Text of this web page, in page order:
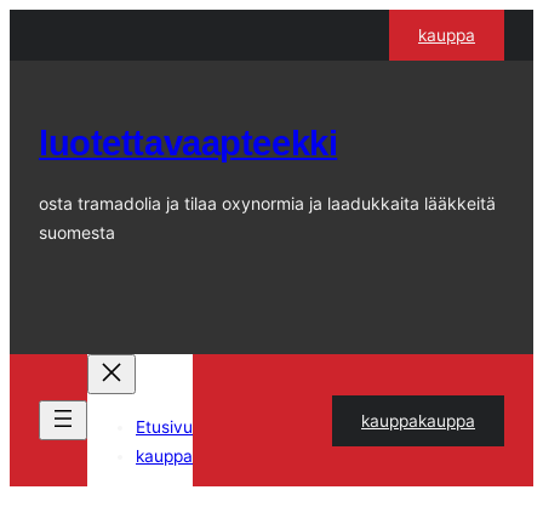
kauppa
luotettavaapteekki
osta tramadolia ja tilaa oxynormia ja laadukkaita lääkkeitä
suomesta
Etusivu
kauppa
kauppakauppa